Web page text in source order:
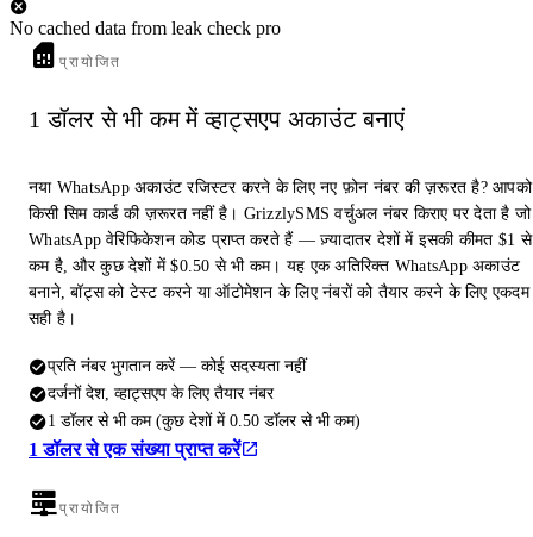
No cached data from leak check pro
प्रायोजित
1 डॉलर से भी कम में व्हाट्सएप अकाउंट बनाएं
नया WhatsApp अकाउंट रजिस्टर करने के लिए नए फ़ोन नंबर की ज़रूरत है? आपको
किसी सिम कार्ड की ज़रूरत नहीं है। GrizzlySMS वर्चुअल नंबर किराए पर देता है जो
WhatsApp वेरिफिकेशन कोड प्राप्त करते हैं — ज़्यादातर देशों में इसकी कीमत $1 से
कम है, और कुछ देशों में $0.50 से भी कम। यह एक अतिरिक्त WhatsApp अकाउंट
बनाने, बॉट्स को टेस्ट करने या ऑटोमेशन के लिए नंबरों को तैयार करने के लिए एकदम
सही है।
प्रति नंबर भुगतान करें — कोई सदस्यता नहीं
दर्जनों देश, व्हाट्सएप के लिए तैयार नंबर
1 डॉलर से भी कम (कुछ देशों में 0.50 डॉलर से भी कम)
1 डॉलर से एक संख्या प्राप्त करें
प्रायोजित